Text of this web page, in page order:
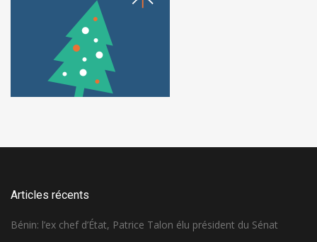
Articles récents
Bénin: l’ex chef d’État, Patrice Talon élu président du Sénat